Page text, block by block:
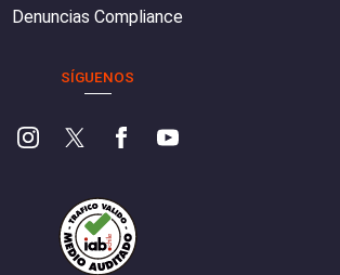
Denuncias Compliance
SÍGUENOS